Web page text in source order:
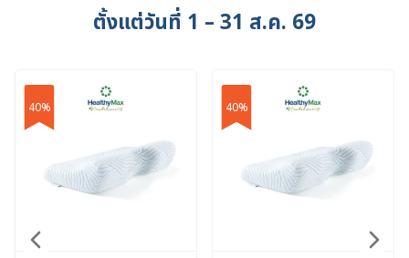
ตั้งแต่วันที่ 1 – 31 ส.ค. 69
40% 40%